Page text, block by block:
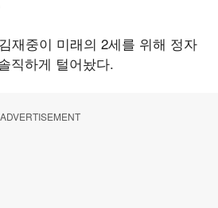
재중이 미래의 2세를 위해 정자
직하게 털어놨다.
ADVERTISEMENT